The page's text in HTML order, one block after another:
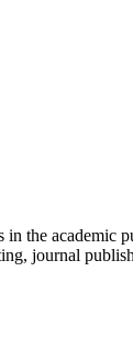
in the academic
journal